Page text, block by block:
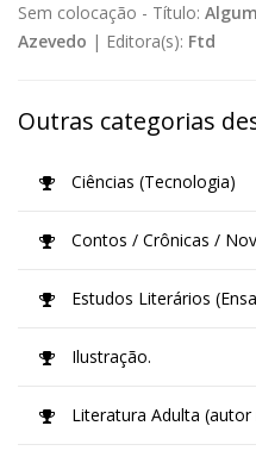
Sem colocação - Título:
Azevedo | Editora(s): Ftd
Outras categorias
Ciências (Tecnologia)
Contos / Crônicas /
Estudos Literários
Ilustração.
Literatura Adulta (autor